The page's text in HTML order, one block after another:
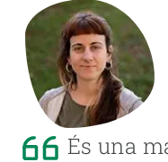
És una